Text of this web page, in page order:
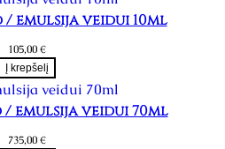
emulsija veidui 10ml
105,00€
Į krepšelį
emulsija veidui 70ml
735,00€